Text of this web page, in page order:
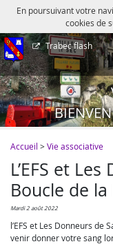
En poursuivant votre
cookies de
Trabec flash
Accueil >Vie associative
L’EFS et
Boucle de
mardi 2 août 2022
l’EFS et Les Donneurs de
venir donner votre sang